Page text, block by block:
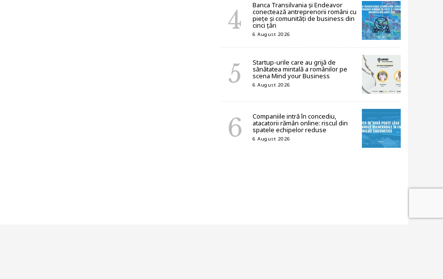
Banca Transilvania și Endeavor
conectează antreprenorii români cu
piețe și comunități de business din
cinci țări
6 August 2026
Startup-urile care au grijă de
sănătatea mintală a românilor pe
scena Mind your Business
6 August 2026
Companiile intră în concediu,
atacatorii rămân online: riscul din
spatele echipelor reduse
6 August 2026